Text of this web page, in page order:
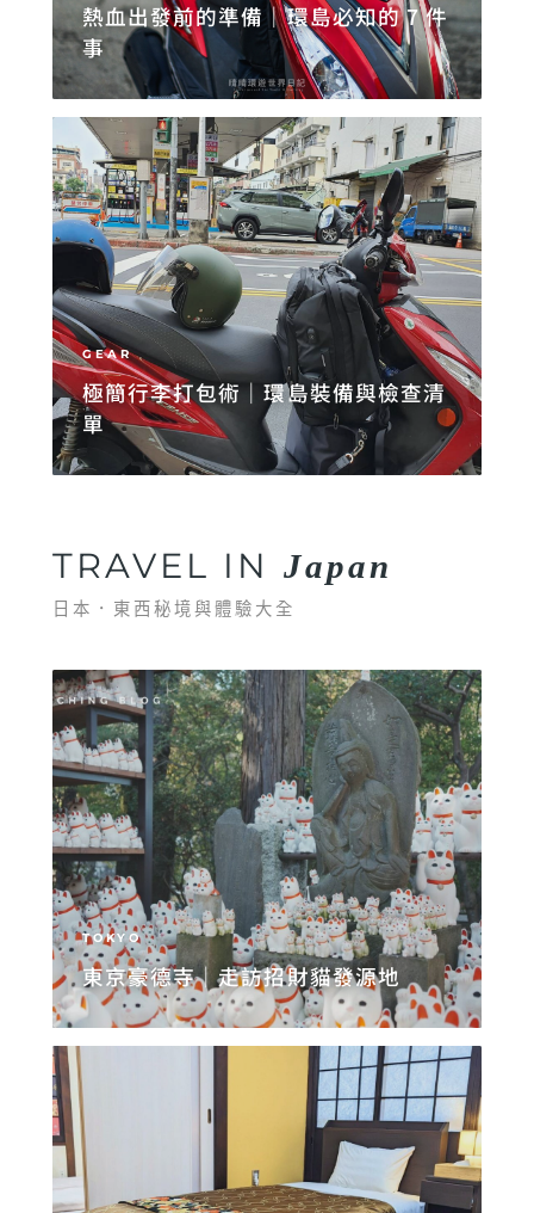
熱血出發前的準備｜環島必知的 7 件
事
GEAR
極簡行李打包術｜環島裝備與檢查清
單
TRAVEL IN Japan
日本．東西秘境與體驗大全
TOKYO
東京豪德寺｜走訪招財貓發源地